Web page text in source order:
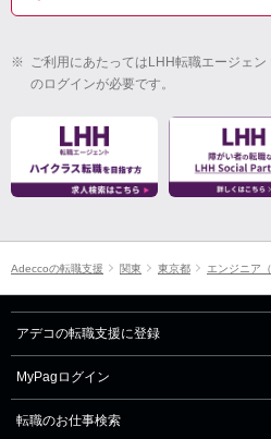
※ ご利用にあたってはLHH転職エージェ
のログインが必要です。
Adeccoの転職支援 関東 東京都 エンジニア
アデコの転職支援に登録
MyPagログイン
転職のお仕事検索